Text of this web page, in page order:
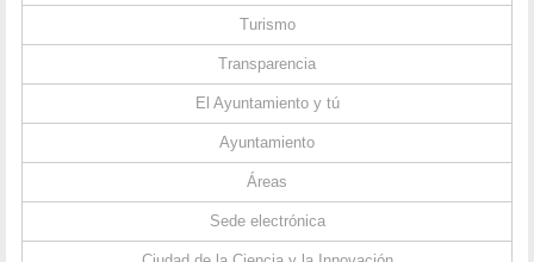
Turismo
Transparencia
El Ayuntamiento y tú
Ayuntamiento
Áreas
Sede electrónica